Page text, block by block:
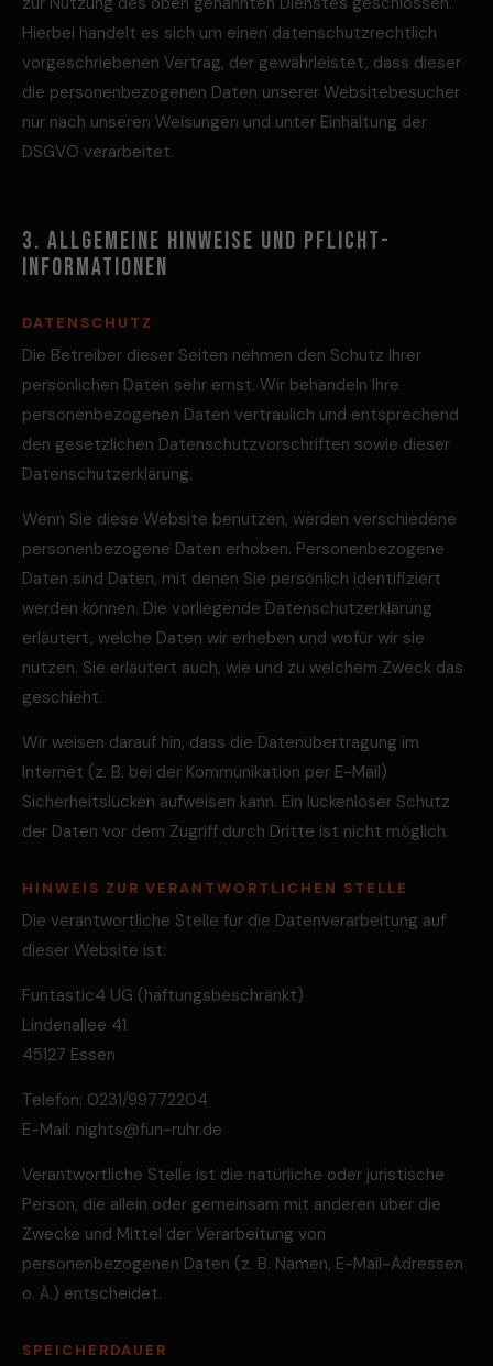
Hierbei handelt es sich um einen datenschutzrechtlich
vorgeschriebenen Vertrag, der gewährleistet, dass dieser
die personenbezogenen Daten unserer Websitebesucher
nur nach unseren Weisungen und unter Einhaltung der
DSGVO verarbeitet.
3. ALLGEMEINE HINWEISE UND PFLICHT­
INFORMATIONEN
DATENSCHUTZ
Die Betreiber dieser Seiten nehmen den Schutz Ihrer
persönlichen Daten sehr ernst. Wir behandeln Ihre
personenbezogenen Daten vertraulich und entsprechend
den gesetzlichen Datenschutzvorschriften sowie dieser
Datenschutzerklärung.
Wenn Sie diese Website benutzen, werden verschiedene
personenbezogene Daten erhoben. Personenbezogene
Daten sind Daten, mit denen Sie persönlich identifiziert
werden können. Die vorliegende Datenschutzerklärung
erläutert, welche Daten wir erheben und wofür wir sie
nutzen. Sie erläutert auch, wie und zu welchem Zweck das
geschieht.
Wir weisen darauf hin, dass die Datenübertragung im
Internet (z. B. bei der Kommunikation per E-Mail)
Sicherheitslücken aufweisen kann. Ein lückenloser Schutz
der Daten vor dem Zugriff durch Dritte ist nicht möglich.
HINWEIS ZUR VERANTWORTLICHEN STELLE
Die verantwortliche Stelle für die Datenverarbeitung auf
dieser Website ist:
Funtastic4 UG (haftungsbeschränkt)
Lindenallee 41
45127 Essen
Telefon: 0231/99772204
E-Mail: nights@fun-ruhr.de
Verantwortliche Stelle ist die natürliche oder juristische
Person, die allein oder gemeinsam mit anderen über die
Zwecke und Mittel der Verarbeitung von
personenbezogenen Daten (z. B. Namen, E-Mail-Adressen
o. Ä.) entscheidet.
SPEICHERDAUER